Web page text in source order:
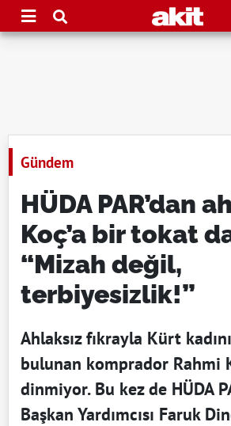
Gündem
HÜDA PAR’dan
Koç’a bir tokat
“Mizah değil,
terbiyesizlik!”
Ahlaksız fıkrayla Kürt
bulunan komprador Rahmi
dinmiyor. Bu kez de HÜDA
Başkan Yardımcısı Faruk